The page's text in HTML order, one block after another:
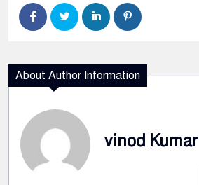
About Author Information
vinod Kumar